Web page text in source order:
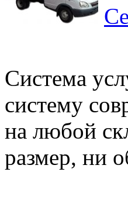
Система
систему
на любой
размер, ни